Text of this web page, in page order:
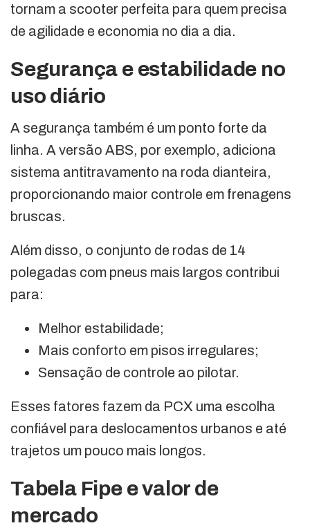
tornam a scooter perfeita para quem precisa
de agilidade e economia no dia a dia.
Segurança e estabilidade no
uso diário
A segurança também é um ponto forte da
linha. A versão ABS, por exemplo, adiciona
sistema antitravamento na roda dianteira,
proporcionando maior controle em frenagens
bruscas.
Além disso, o conjunto de rodas de 14
polegadas com pneus mais largos contribui
para:
Melhor estabilidade;
Mais conforto em pisos irregulares;
Sensação de controle ao pilotar.
Esses fatores fazem da PCX uma escolha
confiável para deslocamentos urbanos e até
trajetos um pouco mais longos.
Tabela Fipe e valor de
mercado